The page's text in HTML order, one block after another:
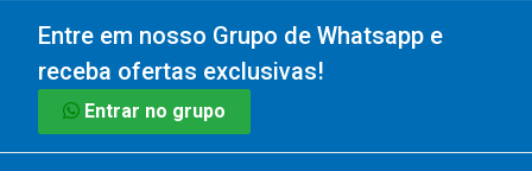
Entre em nosso Grupo de Whatsapp e
receba ofertas exclusivas!
Entrar no grupo